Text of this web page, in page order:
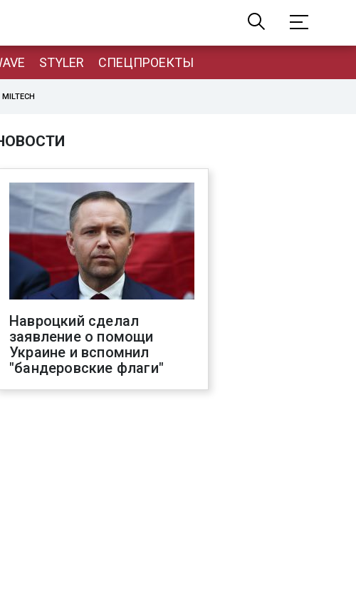
STYLER СПЕЦПРОЕКТЫ
MILTECH
Навроцкий сделал
заявление о помощи
Украине и вспомнил
"бандеровские флаги"